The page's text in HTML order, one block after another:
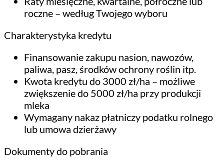
roczne – według Twojego wyboru
Charakterystyka kredytu
Finansowanie zakupu nasion, nawozów,
paliwa, pasz, środków ochrony roślin itp.
Kwota kredytu do 3000 zł/ha – możliwe
zwiększenie do 5000 zł/ha przy produkcji
mleka
Wymagany nakaz płatniczy podatku rolnego
lub umowa dzierżawy
Dokumenty do pobrania